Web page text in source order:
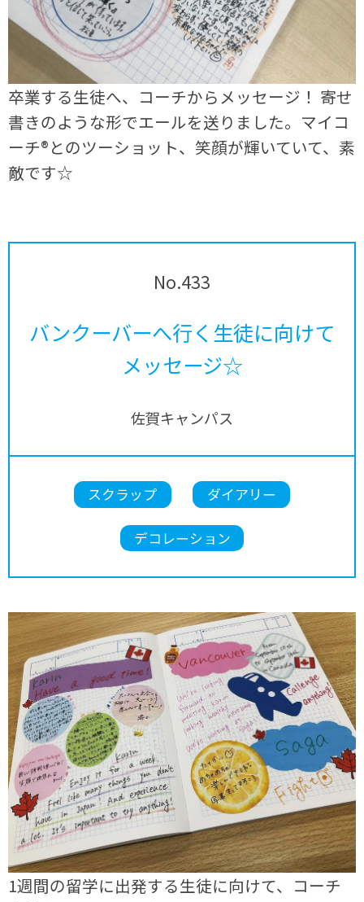
卒業する生徒へ、コーチからメッセージ！ 寄せ
書きのような形でエールを送りました。マイコ
ーチ®とのツーショット、笑顔が輝いていて、素
敵です☆
No.433
バンクーバーへ行く生徒に向けて
メッセージ☆
佐賀キャンパス
スクラップ ダイアリー
デコレーション
1週間の留学に出発する生徒に向けて、コーチ